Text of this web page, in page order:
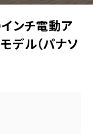
ンチ電動ア
デル（パナソ